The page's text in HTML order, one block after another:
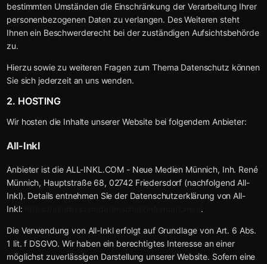
bestimmten Umständen die Einschränkung der Verarbeitung Ihrer
personenbezogenen Daten zu verlangen. Des Weiteren steht
Ihnen ein Beschwerderecht bei der zuständigen Aufsichtsbehörde
zu.
Hierzu sowie zu weiteren Fragen zum Thema Datenschutz können
Sie sich jederzeit an uns wenden.
2. HOSTING
Wir hosten die Inhalte unserer Website bei folgendem Anbieter:
All-Inkl
Anbieter ist die ALL-INKL.COM - Neue Medien Münnich, Inh. René
Münnich, Hauptstraße 68, 02742 Friedersdorf (nachfolgend All-
Inkl). Details entnehmen Sie der Datenschutzerklärung von All-
Inkl:
.
Die Verwendung von All-Inkl erfolgt auf Grundlage von Art. 6 Abs.
1 lit. f DSGVO. Wir haben ein berechtigtes Interesse an einer
möglichst zuverlässigen Darstellung unserer Website. Sofern eine